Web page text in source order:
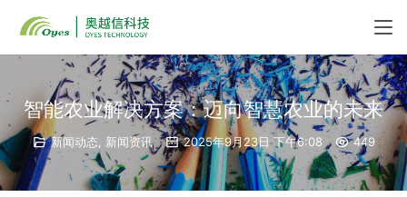
智能农业解决方案：迈向智慧农业的未来
新闻动态 新闻资讯 2025年9月23日 下午6:08 449